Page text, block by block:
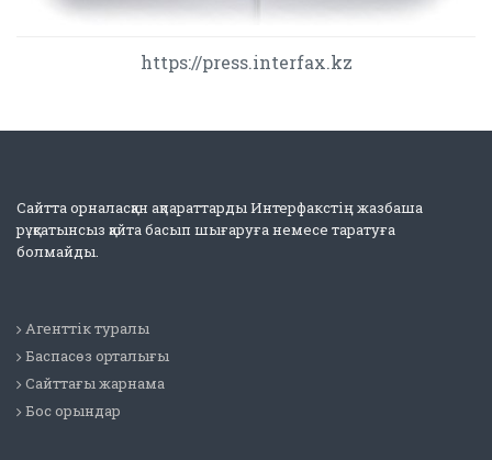
https://press.interfax.kz
Сайтта орналасқан ақпараттарды Интерфакстің жазбаша
рұқсатынсыз қайта басып шығаруға немесе таратуға
болмайды.
Агенттік туралы
Баспасөз орталығы
Сайттағы жарнама
Бос орындар